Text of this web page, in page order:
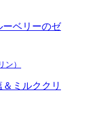
ン）